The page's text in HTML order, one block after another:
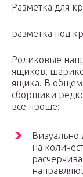
Разметка для
разметка под
Роликовые
ящиков,
ящика. В
сборщики
все проще:
Визуально
на